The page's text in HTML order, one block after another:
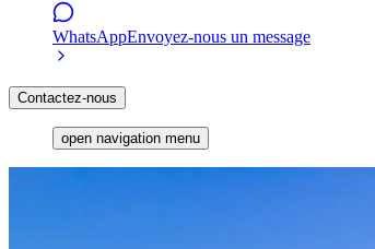
WhatsAppEnvoyez-nous un message
Contactez-nous
open navigation menu